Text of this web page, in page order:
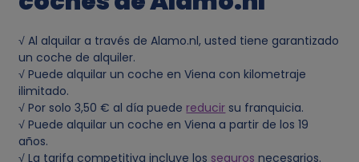
√ Al alquilar a través de Alamo.nl, usted tiene garantizado
un coche de alquiler.
√ Puede alquilar un coche en Viena con kilometraje
ilimitado.
√ Por solo 3,50 € al día puede reducir su franquicia.
√ Puede alquilar un coche en Viena a partir de los 19
años.
√ La tarifa competitiva incluye los seguros necesarios.
o
s
p